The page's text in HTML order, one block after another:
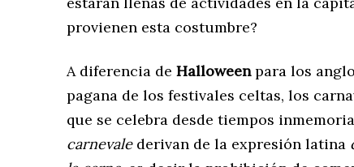
provienen esta costumbre?
A diferencia de Halloweenpara los
pagana de los festivales celtas, los
que se celebra desde tiempos
carnevalederivan de la expresión latina